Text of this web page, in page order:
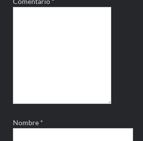
Nombre *